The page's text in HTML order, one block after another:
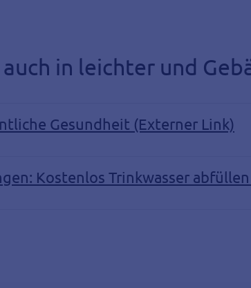
in leichter und
Gesundheit (Externer Link)
Kostenlos Trinkwasser